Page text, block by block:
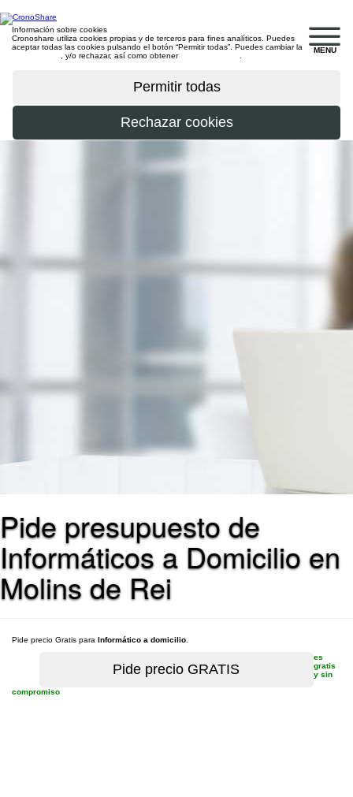
MENU
Información sobre cookies
Cronoshare utiliza cookies propias y de terceros para fines analíticos. Puedes
aceptar todas las cookies pulsando el botón “Permitir todas”. Puedes cambiar la
, y/o rechazar, así como obtener
Pide presupuesto de
Informáticos a Domicilio en
Molins de Rei
Pide precio Gratis para Informático a domicilio
es
gratis
y sin
compromiso